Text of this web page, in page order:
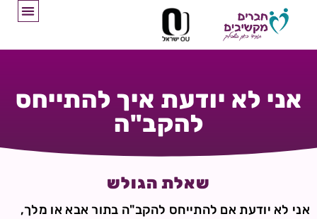
אני לא יודעת איך להתייחס
להקב"ה
שאלת הגולש
אני לא יודעת אם להתייחס להקב"ה בתור אבא או מלך,